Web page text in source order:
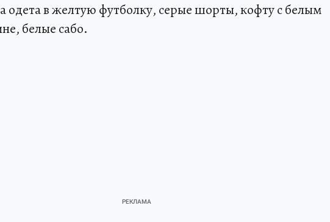
в желтую футболку, серые шорты, кофту с белым
белые сабо.